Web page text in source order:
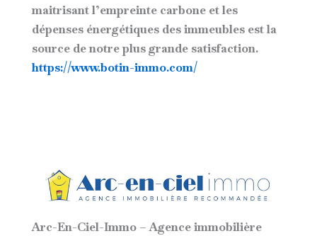
maitrisant l’empreinte carbone et les
dépenses énergétiques des immeubles est la
source de notre plus grande satisfaction.
https://www.botin-immo.com/
Arc-En-Ciel-Immo – Agence immobilière